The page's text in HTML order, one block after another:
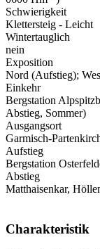
Schwierigkeit
Klettersteig - Leicht
Wintertauglich
nein
Exposition
Nord (Aufstieg);
Einkehr
Bergstation
Abstieg, Sommer)
Ausgangsort
Garmisch-
Aufstieg
Bergstation
Abstieg
Matthaisenkar,
Charakteristik